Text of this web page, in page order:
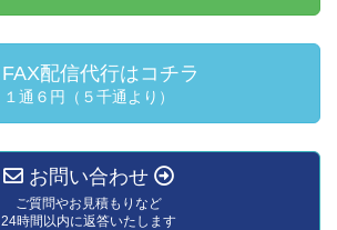
FAX配信代行はコチラ
１通６円（５千通より）
お問い合わせ
ご質問やお見積もりなど
24時間以内に返答いたします